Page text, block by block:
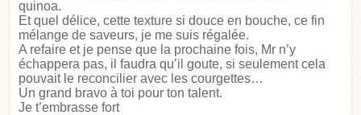
quinoa.
Et quel délice, cette texture si douce en bouche, ce fin
mélange de saveurs, je me suis régalée.
A refaire et je pense que la prochaine fois, Mr n’y
échappera pas, il faudra qu’il goute, si seulement cela
pouvait le reconcilier avec les courgettes…
Un grand bravo à toi pour ton talent.
Je t’embrasse fort